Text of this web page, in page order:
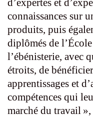
d’expertes et
connaissances sur
produits, puis
diplômés de
l’ébénisterie, avec
étroits, de
apprentissages et
compétences qui
marché du travail